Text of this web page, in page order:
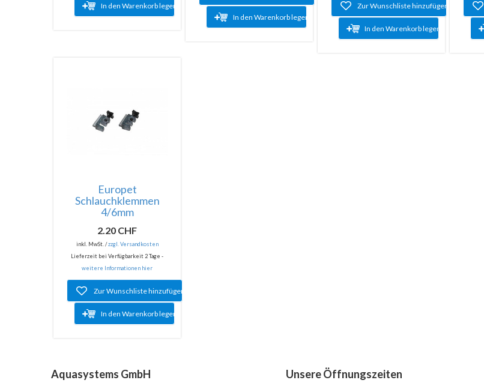
In den Warenkorb legen
In den Warenkorb legen
Zur Wunschliste hinzufügen
In den Warenkorb legen
Europet
Schlauchklemmen
4/6mm
2.20 CHF
inkl. MwSt. /zzgl. Versandkosten
Lieferzeit bei Verfügbarkeit 2 Tage -
weitere Informationen hier
Zur Wunschliste hinzufügen
In den Warenkorb legen
Aquasystems GmbH Unsere Öffnungszeiten